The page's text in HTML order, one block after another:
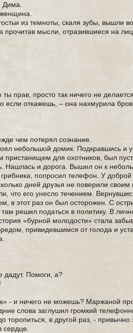
Дима.
из темноты, скаля зубы, вышли
мысли, отразившиеся на
прав, просто так ничего не
откажешь, – она нахмурила
чем потерял сознание.
небольшой домик. Подкравшись и
для охотников, был
Нашлась и дорога. Вышел он к
попросил телефон. У
дней друзья не поверили своим
что его унесло течением.
в этот раз он был осторожен. С
решил податься в политику. В
«бурной молодости» стала
привидевшимся от голода и
дадут. Помоги, а?
- и ничего не можешь? Маржаной
слова заглушил громкий
в другой раз, - привычно
сердце.